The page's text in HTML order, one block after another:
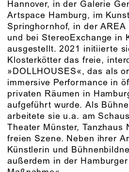
Hannover, in der Galerie
Artspace Hamburg, im
Springhornhof, in der
und bei StereoExchange in
ausgestellt. 2021 initiierte
Klosterkötter das freie,
»DOLLHOUSES«, das als
immersive Performance in
privaten Räumen in
aufgeführt wurde. Als
arbeitete sie u.a. am
Theater Münster, Tanzhaus
freien Szene. Neben ihrer
Künstlerin und
außerdem in der